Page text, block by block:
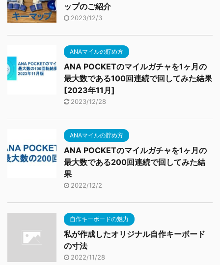
ップのご紹介
2023/12/3
ANAマイルの貯め方
ANA POCKETのマイルガチャを1ヶ月の
最大数である100回連続で回してみた結果
[2023年11月]
2023/12/28
ANAマイルの貯め方
ANA POCKETのマイルガチャを1ヶ月の
最大数である200回連続で回してみた結
果
2022/12/2
自作キーボードの魅力
私が作成したオリジナル自作キーボード
の寸法
2022/11/28